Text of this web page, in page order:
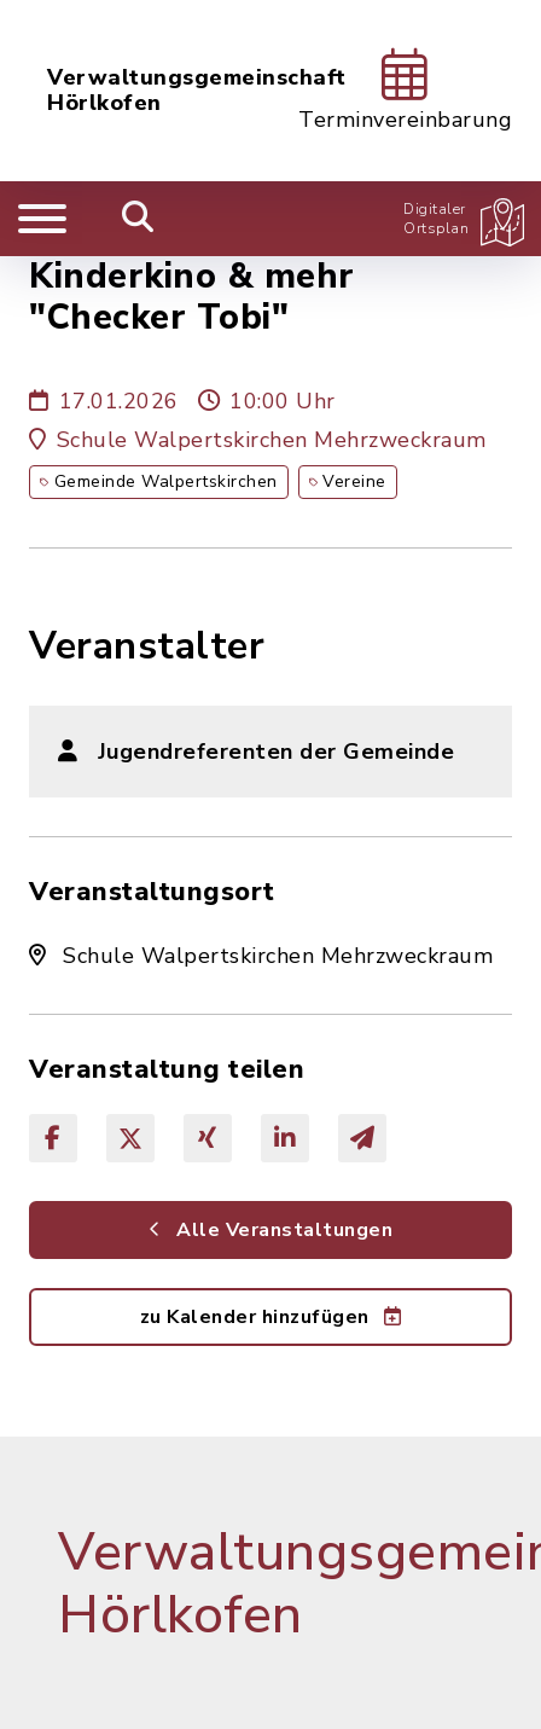
Verwaltungsgemeinschaft
Hörlkofen
Terminvereinbarung
Digitaler
Ortsplan
Kinderkino & mehr
"Checker Tobi"
17.01.2026
10:00 Uhr
Schule Walpertskirchen Mehrzweckraum
Gemeinde Walpertskirchen Vereine
Veranstalter
Jugendreferenten der Gemeinde
Veranstaltungsort
Schule Walpertskirchen Mehrzweckraum
Veranstaltung teilen
Alle Veranstaltungen
zu Kalender hinzufügen
Hörlkofen